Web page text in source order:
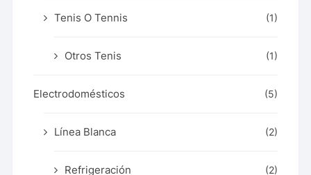
Tenis O Tennis (1)
Otros Tenis (1)
Electrodomésticos (5)
Línea Blanca (2)
Refrigeración (2)